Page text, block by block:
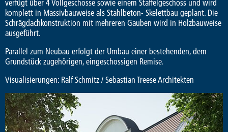
verfügt über 4 Vollgeschosse sowie einem Staffelgeschoss und wird
komplett in Massivbauweise als Stahlbeton- Skelettbau geplant. Die
Schrägdachkonstruktion mit mehreren Gauben wird in Holzbauweise
ausgeführt.
Parallel zum Neubau erfolgt der Umbau einer bestehenden, dem
Grundstück zugehörigen, eingeschossigen Remise.
Visualisierungen: Ralf Schmitz / Sebastian Treese Architekten